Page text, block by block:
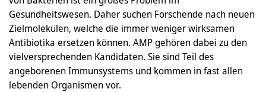
Gesundheitswesen. Daher suchen Forschende nach neuen
Zielmolekülen, welche die immer weniger wirksamen
Antibiotika ersetzen können. AMP gehören dabei zu den
vielversprechenden Kandidaten. Sie sind Teil des
angeborenen Immunsystems und kommen in fast allen
lebenden Organismen vor.